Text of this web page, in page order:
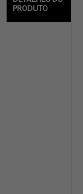
PRODUTO